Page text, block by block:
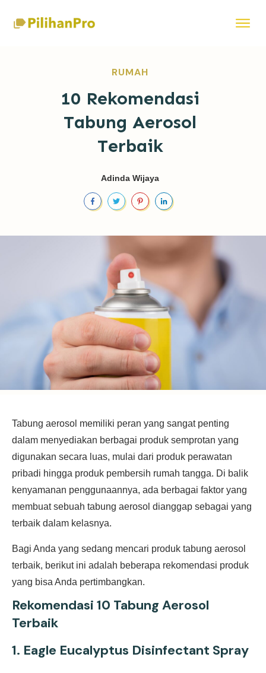
RUMAH
10 Rekomendasi
Tabung Aerosol
Terbaik
Adinda Wijaya
Tabung aerosol memiliki peran yang sangat penting
dalam menyediakan berbagai produk semprotan yang
digunakan secara luas, mulai dari produk perawatan
pribadi hingga produk pembersih rumah tangga. Di balik
kenyamanan penggunaannya, ada berbagai faktor yang
membuat sebuah tabung aerosol dianggap sebagai yang
terbaik dalam kelasnya.
Bagi Anda yang sedang mencari produk tabung aerosol
terbaik, berikut ini adalah beberapa rekomendasi produk
yang bisa Anda pertimbangkan.
Rekomendasi 10 Tabung Aerosol
Terbaik
1. Eagle Eucalyptus Disinfectant Spray